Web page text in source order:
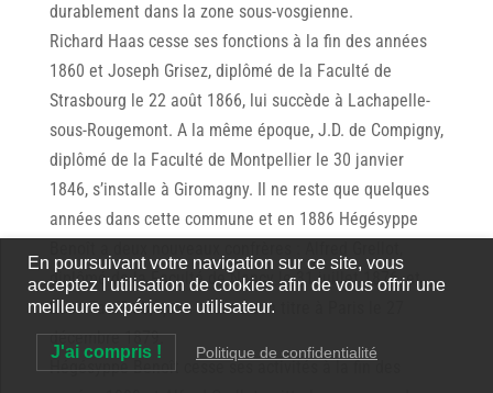
durablement dans la zone sous-vosgienne.
Richard Haas cesse ses fonctions à la fin des années
1860 et Joseph Grisez, diplômé de la Faculté de
Strasbourg le 22 août 1866, lui succède à Lachapelle-
sous-Rougemont. A la même époque, J.D. de Compigny,
diplômé de la Faculté de Montpellier le 30 janvier
1846, s’installe à Giromagny. Il ne reste que quelques
années dans cette commune et en 1886 Hégésyppe
diplômé de la Faculté de Nancy le 31 juillet 1876, et
Léon Taufflieb, qui a obtenu son titre à Paris le 27
décembre 1879.
Hégésyppe Benoît cesse ses activités à la fin des
En poursuivant votre navigation sur ce site, vous
acceptez l'utilisation de cookies afin de vous offrir une
meilleure expérience utilisateur.
J'ai compris ! Politique de confidentialité